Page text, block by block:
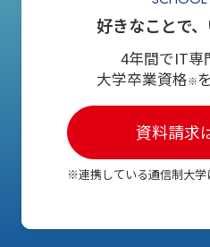
好きなことで、
4年間でIT専
大学卒業資格※
資料請求
※連携している通信制大学